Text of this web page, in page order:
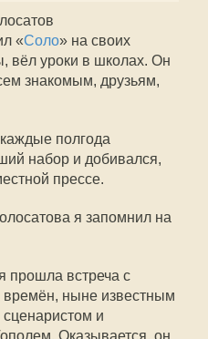
«Соло» на своих
вёл уроки в школах. Он
знакомым, друзьям,
полгода
набор и добивался,
прессе.
я запомнил на
прошла встреча с
ныне известным
и
Оказывается, он